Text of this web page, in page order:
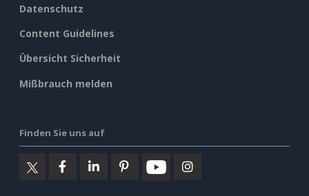
Datenschutz
Content Guidelines
Übersicht Sicherheit
Mißbrauch melden
Finden Sie uns auf